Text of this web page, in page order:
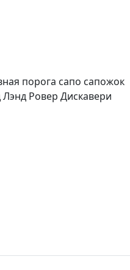
порога сапо сапожок
Ровер Дискавери